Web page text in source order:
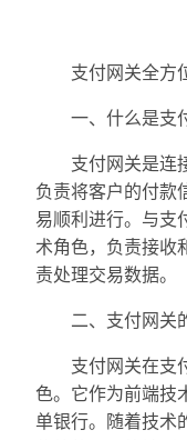
支付网关全方位
一、什么是支
支付网关是连接
负责将客户的付款
易顺利进行。与支
术角色，负责接收
责处理交易数据。
二、支付网关
支付网关在支付
色。它作为前端技
单银行。随着技术